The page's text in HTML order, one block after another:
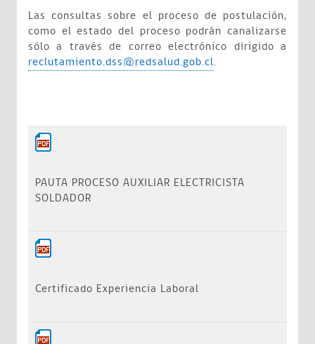
Las consultas sobre el proceso de postulación,
como el estado del proceso podrán canalizarse
sólo a través de correo electrónico dirigido a
reclutamiento.dss@redsalud.gob.cl.
PAUTA PROCESO AUXILIAR ELECTRICISTA
SOLDADOR
Certificado Experiencia Laboral